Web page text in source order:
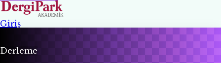
Giriş
Derleme